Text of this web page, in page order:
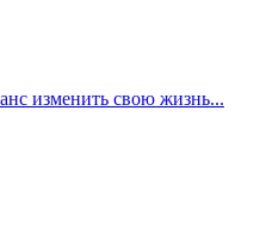
изменить свою жизнь...